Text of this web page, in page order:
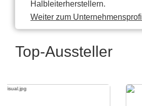
Halbleiterherstellern.
Weiter zum Unternehmensprofil
Top-Aussteller